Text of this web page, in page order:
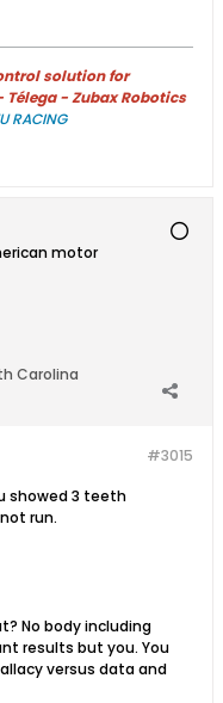
solution for
- Zubax Robotics
RACING
motor
Carolina
#3015
showed 3 teeth
run.
No body including
results but you. You
versus data and